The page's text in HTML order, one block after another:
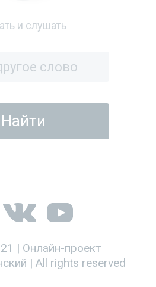
и слушать
| Онлайн-проект
| All rights reserved